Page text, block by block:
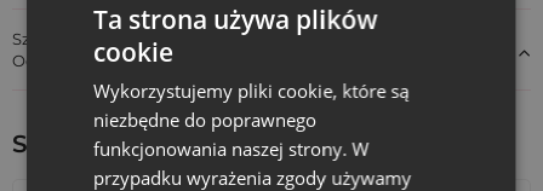
Szczegóły dotyczące zgodności produktu z przepisami:
Odpowiedzialność za produkt
Sprawdź inne ciekawe produkty:
Ta strona używa plików
cookie
Wykorzystujemy pliki cookie, które są
niezbędne do poprawnego
funkcjonowania naszej strony. W
przypadku wyrażenia zgody używamy